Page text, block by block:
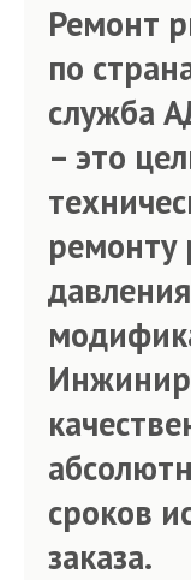
Ремонт
по
служба
– это
ремонту
сроков
заказа.